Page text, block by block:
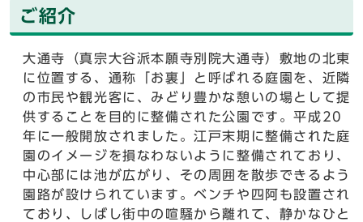
ご紹介
大通寺（真宗大谷派本願寺別院大通寺）敷地の北東
に位置する、通称「お裏」と呼ばれる庭園を、近隣
の市民や観光客に、みどり豊かな憩いの場として提
供することを目的に整備された公園です。平成20
年に一般開放されました。江戸末期に整備された庭
園のイメージを損なわないように整備されており、
中心部には池が広がり、その周囲を散歩できるよう
園路が設けられています。ベンチや四阿も設置され
ており、しばし街中の喧騒から離れて、静かなひと